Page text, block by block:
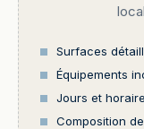
Surfaces
Équipements
Jours et
Composition